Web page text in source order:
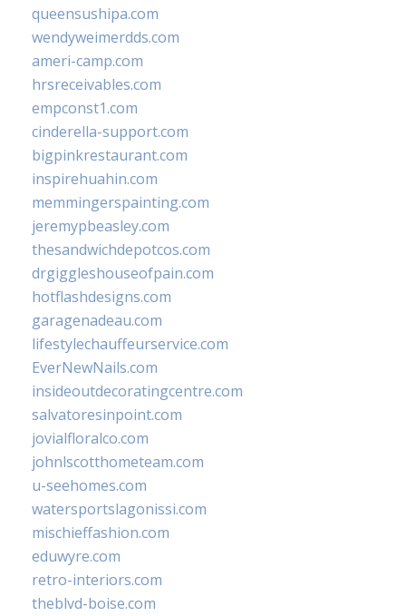
queensushipa.com
wendyweimerdds.com
ameri-camp.com
hrsreceivables.com
empconst1.com
cinderella-support.com
bigpinkrestaurant.com
inspirehuahin.com
memmingerspainting.com
jeremypbeasley.com
thesandwichdepotcos.com
drgiggleshouseofpain.com
hotflashdesigns.com
garagenadeau.com
lifestylechauffeurservice.com
EverNewNails.com
insideoutdecoratingcentre.com
salvatoresinpoint.com
jovialfloralco.com
johnlscotthometeam.com
u-seehomes.com
watersportslagonissi.com
mischieffashion.com
eduwyre.com
retro-interiors.com
theblvd-boise.com